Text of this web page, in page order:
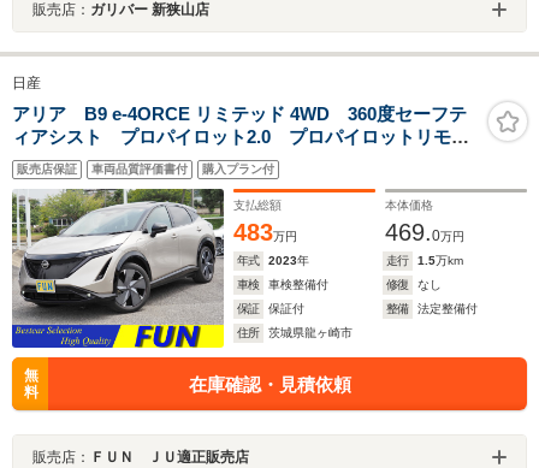
販売店： ガリバー 新狭山店
日産
アリア B9 e-4ORCE リミテッド 4WD 360度セーフテ
ィアシスト プロパイロット2.0 プロパイロットリモー
トパーキング パノラミックガラスルーフ インテリジ
ェントアラビュー インテリジェントルームミラー
BOSE ブル-グレ-ナッパ革
販売店保証 車両品質評価書付 購入プラン付
支払総額
483万円
本体価格
469.0万円
年式
2023年 走行 1.5万km
車検
車検整備付 修復
なし
保証
保証付 整備
法定整備付
住所
茨城県龍ヶ崎市
無
料
在庫確認・見積依頼
販売店： ＦＵＮ ＪＵ適正販売店